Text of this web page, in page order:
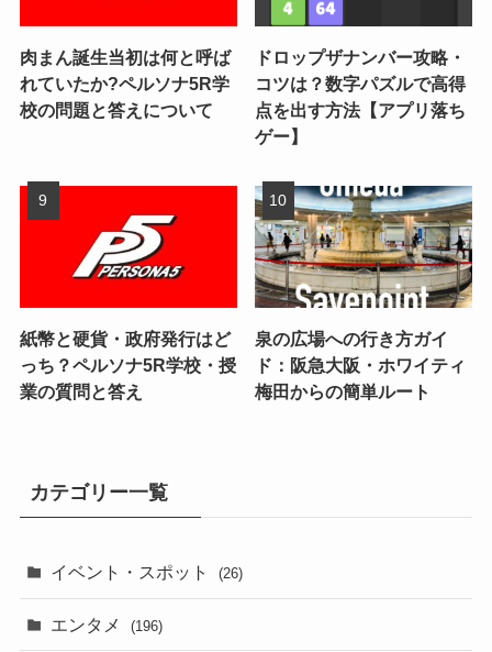
肉まん誕生当初は何と呼ば
れていたか?ペルソナ5R学
校の問題と答えについて
ドロップザナンバー攻略・
コツは？数字パズルで高得
点を出す方法【アプリ落ち
ゲー】
紙幣と硬貨・政府発行はど
っち？ペルソナ5R学校・授
業の質問と答え
泉の広場への行き方ガイ
ド：阪急大阪・ホワイティ
梅田からの簡単ルート
カテゴリー一覧
イベント・スポット (26)
エンタメ (196)